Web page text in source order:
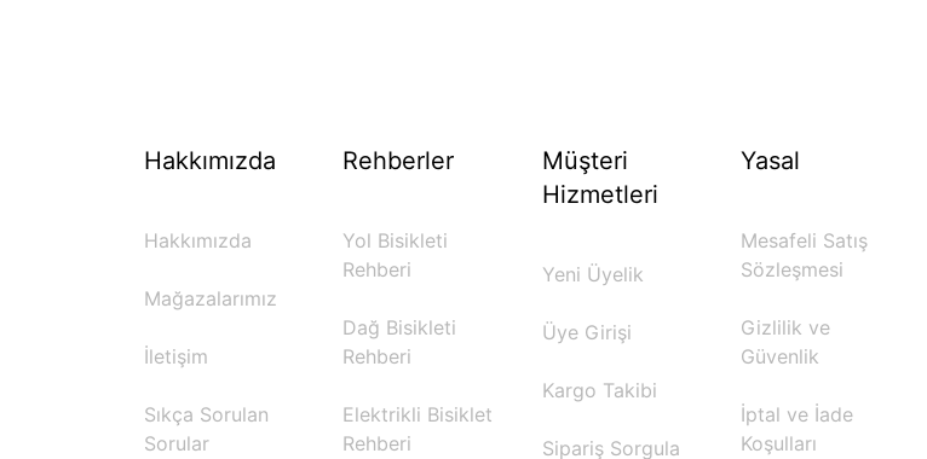
Hakkımızda
Hakkımızda
Mağazalarımız
İletişim
Sıkça Sorulan
Sorular
Rehberler
Yol Bisikleti
Rehberi
Dağ Bisikleti
Rehberi
Elektrikli Bisiklet
Rehberi
Müşteri
Hizmetleri
Yeni Üyelik
Üye Girişi
Kargo Takibi
Sipariş Sorgula
Yasal
Mesafeli Satış
Sözleşmesi
Gizlilik ve
Güvenlik
İptal ve İade
Koşulları